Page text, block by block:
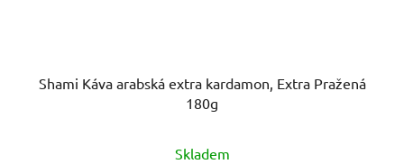
Shami Káva arabská extra kardamon, Extra Pražená
180g
Skladem